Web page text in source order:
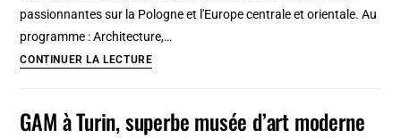
twist
contemporain
passionnantes sur la Pologne et l'Europe centrale et orientale. Au
programme : Architecture,…
CONTINUER LA LECTUREMCK
:
GAM à Turin, superbe musée d’art moderne